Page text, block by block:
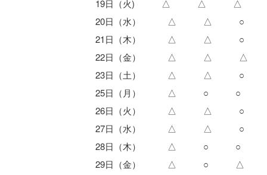
19日（火) △ △ △
20日（水） △ △ ○
21日（木） △ △ ○
22日（金） △ △ △
23日（土） △ △ ○
25日（月） △ ○ ○
26日（火） △ △ ○
27日（水） △ △ ○
28日（木） △ ○ ○
29日（金） △ ○ △